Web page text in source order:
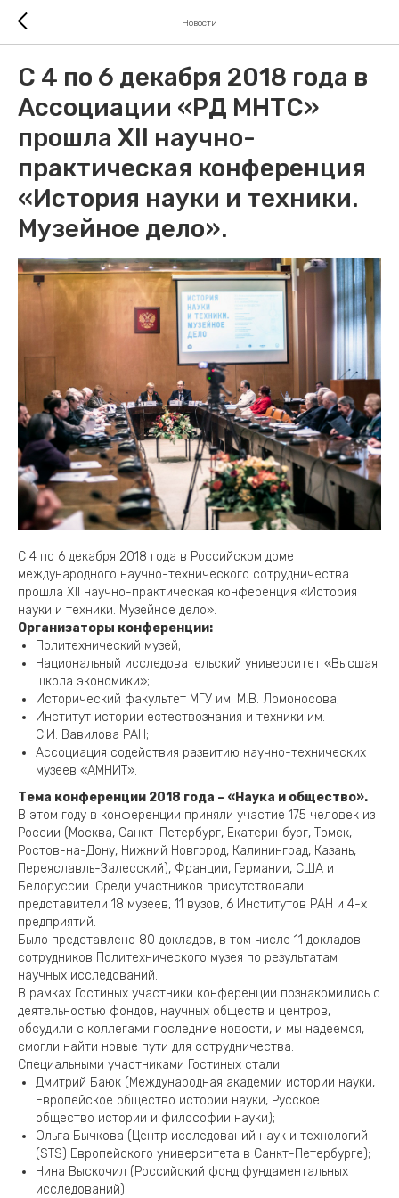
Новости
С 4 по 6 декабря 2018 года в
Ассоциации «РД МНТС»
прошла XII научно-
практическая конференция
«История науки и техники.
Музейное дело».
С 4 по 6 декабря 2018 года в Российском доме
международного научно-технического сотрудничества
прошла XII научно-практическая конференция «История
науки и техники. Музейное дело».
Организаторы конференции:
Политехнический музей;
Национальный исследовательский университет «Высшая
школа экономики»;
Исторический факультет МГУ им. М.В. Ломоносова;
Институт истории естествознания и техники им.
С.И. Вавилова РАН;
Ассоциация содействия развитию научно-технических
музеев «АМНИТ».
Тема конференции 2018 года – «Наука и общество».
В этом году в конференции приняли участие 175 человек из
России (Москва, Санкт-Петербург, Екатеринбург, Томск,
Ростов-на-Дону, Нижний Новгород, Калининград, Казань,
Переяславль-Залесский), Франции, Германии, США и
Белоруссии. Среди участников присутствовали
представители 18 музеев, 11 вузов, 6 Институтов РАН и 4-х
предприятий.
Было представлено 80 докладов, в том числе 11 докладов
сотрудников Политехнического музея по результатам
научных исследований.
В рамках Гостиных участники конференции познакомились с
деятельностью фондов, научных обществ и центров,
обсудили с коллегами последние новости, и мы надеемся,
смогли найти новые пути для сотрудничества.
Специальными участниками Гостиных стали:
Дмитрий Баюк (Международная академии истории науки,
Европейское общество истории науки, Русское
общество истории и философии науки);
Ольга Бычкова (Центр исследований наук и технологий
(STS) Европейского университета в Санкт-Петербурге);
Нина Выскочил (Российский фонд фундаментальных
исследований);